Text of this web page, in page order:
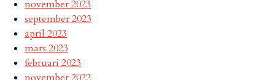
november 2023
september 2023
april 2023
mars 2023
februari 2023